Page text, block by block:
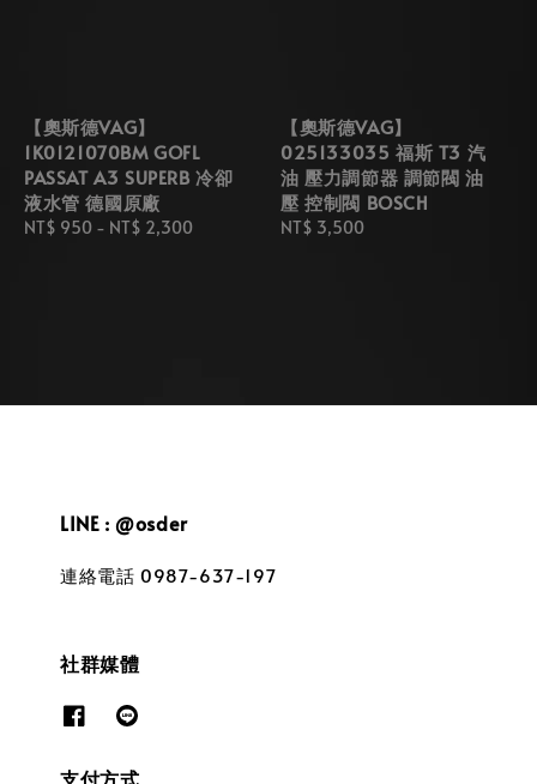
【奧斯德VAG】
1K0121070BM GOFL
PASSAT A3 SUPERB 冷卻
液水管 德國原廠
Regular
NT$ 950 - NT$ 2,300
【奧斯德VAG】
025133035 福斯 T3 汽
油 壓力調節器 調節閥 油
壓 控制閥 BOSCH
Regular
NT$ 3,500
LINE : @osder
連絡電話 0987-637-197
社群媒體
支付方式